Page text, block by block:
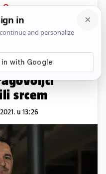
Komentari
o hrabrim
srcem
u 13:26